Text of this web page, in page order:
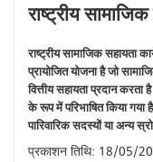
राष्ट्रीय
राष्ट्रीय सामाजिक सहायता
प्रायोजित योजना है जो
वित्तीय सहायता प्रदान
के रूप में परिभाषित किया
पारिवारिक सदस्यों या अन्य
प्रकाशन तिथि: 18/05/